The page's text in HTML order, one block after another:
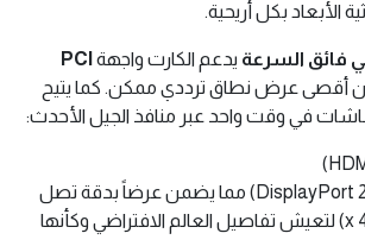
الأبعاد بكل أريحية.
يدعم الكارت واجهة PCI
أقصى عرض نطاق ترددي ممكن. كما يتيح
ثلاثة منافذ (DisplayPort 2.1b) مما يضمن عرضاً بدقة تصل
إلى (7680 x 4320) لتعيش تفاصيل العالم الافتراضي وكأنها